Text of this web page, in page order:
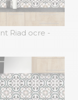
Riad ocre -